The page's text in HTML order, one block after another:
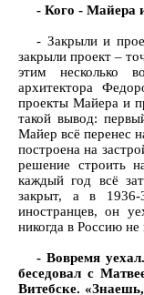
- Кого - Майера
- Закрыли и
закрыли проект –
этим несколько
архитектора
проекты Майера и
такой вывод:
Майер всё перенес
построена на
решение строить
каждый год всё
закрыт, а в 1936-
иностранцев, он
никогда в Россию
- Вовремя
беседовал с
Витебске.